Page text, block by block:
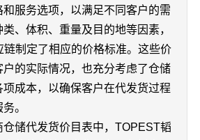
和服务选项，以满足不同客户的需
、体积、重量及目的地等因素，
制定了相应的价格标准。这些价
的实际情况，也充分考虑了仓储
成本，以确保客户在代发货过程
。
储代发货价目表中，TOPEST韬